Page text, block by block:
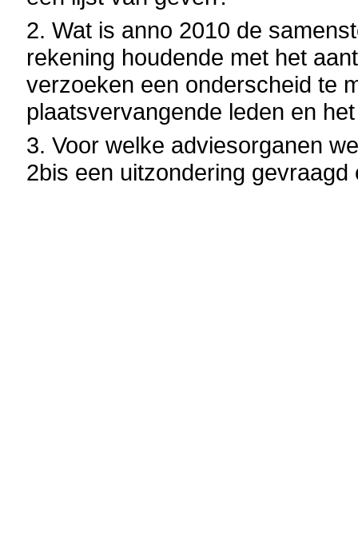
2. Wat is anno 2010 de
rekening houdende met het
verzoeken een onderscheid te
plaatsvervangende leden en
3. Voor welke adviesorganen
2bis een uitzondering gevraagd